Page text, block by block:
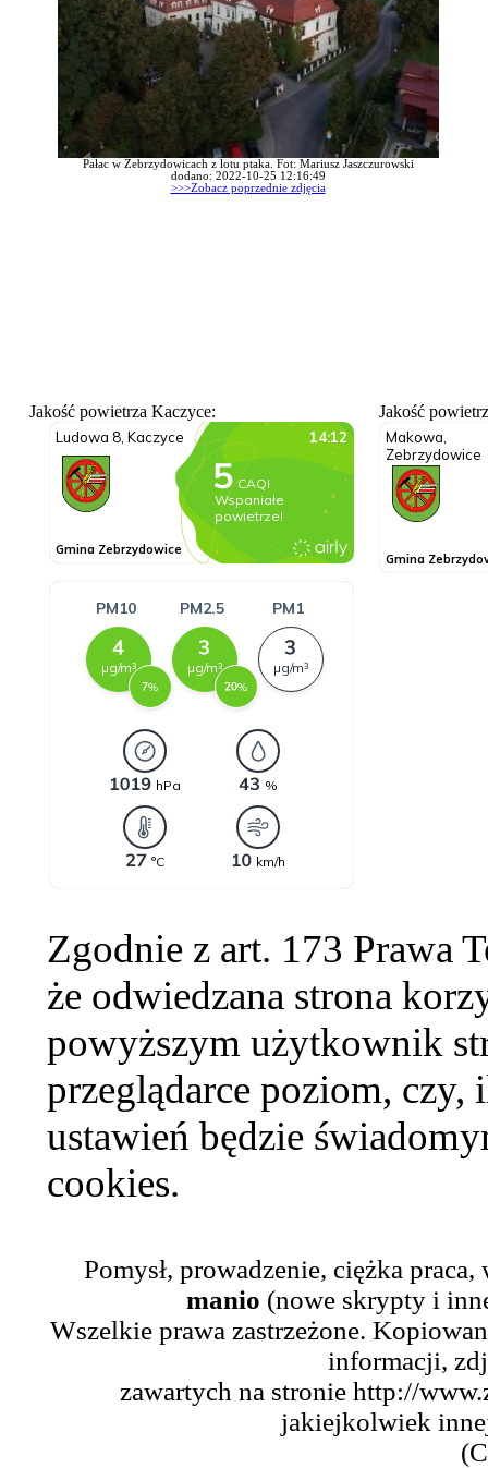
Pałac w Zebrzydowicach z lotu ptaka. Fot: Mariusz Jaszczurowski
dodano: 2022-10-25 12:16:49
>>>Zobacz poprzednie zdjęcia
Jakość powietrza Kaczyce: Jakość
Zgodnie z art. 173 Prawa
że odwiedzana strona
powyższym użytkownik
przeglądarce poziom,
ustawień będzie
cookies.
Pomysł, prowadzenie, ciężka
manio (nowe skrypty i
Wszelkie prawa zastrzeżone.
informacji,
zawartych na stronie http://
jakiejkolwiek